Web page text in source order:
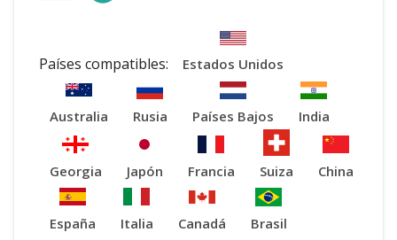
Países compatibles: Estados Unidos
Australia Rusia Países Bajos India
Georgia Japón Francia Suiza China
España Italia Canadá Brasil